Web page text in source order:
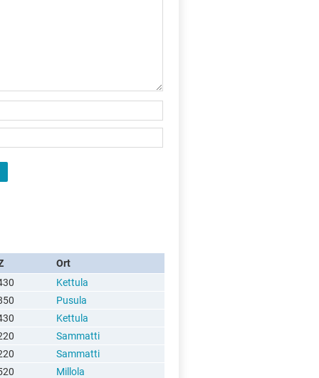
Ort
Kettula
Pusula
Kettula
Sammatti
Sammatti
Millola